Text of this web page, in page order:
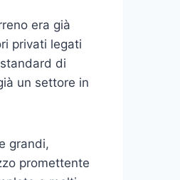
era già
privati legati
di
un settore in
grandi,
promettente